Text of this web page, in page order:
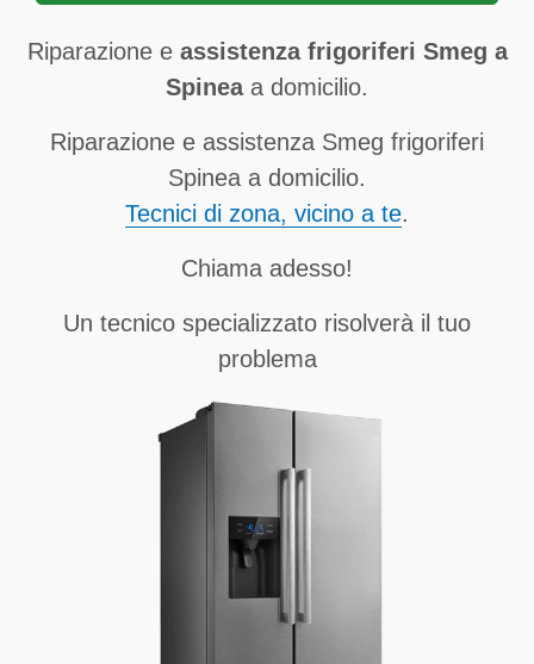
Riparazione e assistenza frigoriferi Smeg a
Spineaa domicilio.
Riparazione e assistenza Smeg frigoriferi
Spinea a domicilio.
Tecnici di zona, vicino a te.
Chiama adesso!
Un tecnico specializzato risolverà il tuo
problema